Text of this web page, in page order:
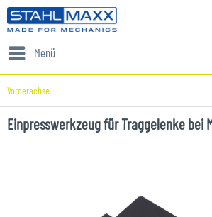
Menü
Vorderachse
Einpresswerkzeug für Traggelenke bei